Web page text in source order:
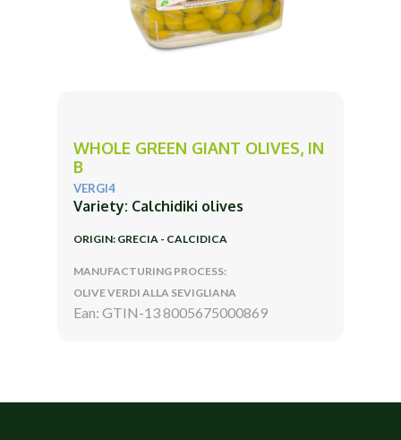
WHOLE GREEN GIANT OLIVES, IN
B
VERGI4
Variety: Calchidiki olives
ORIGIN: GRECIA - CALCIDICA
MANUFACTURING PROCESS:
OLIVE VERDI ALLA SEVIGLIANA
Ean: GTIN-13 8005675000869